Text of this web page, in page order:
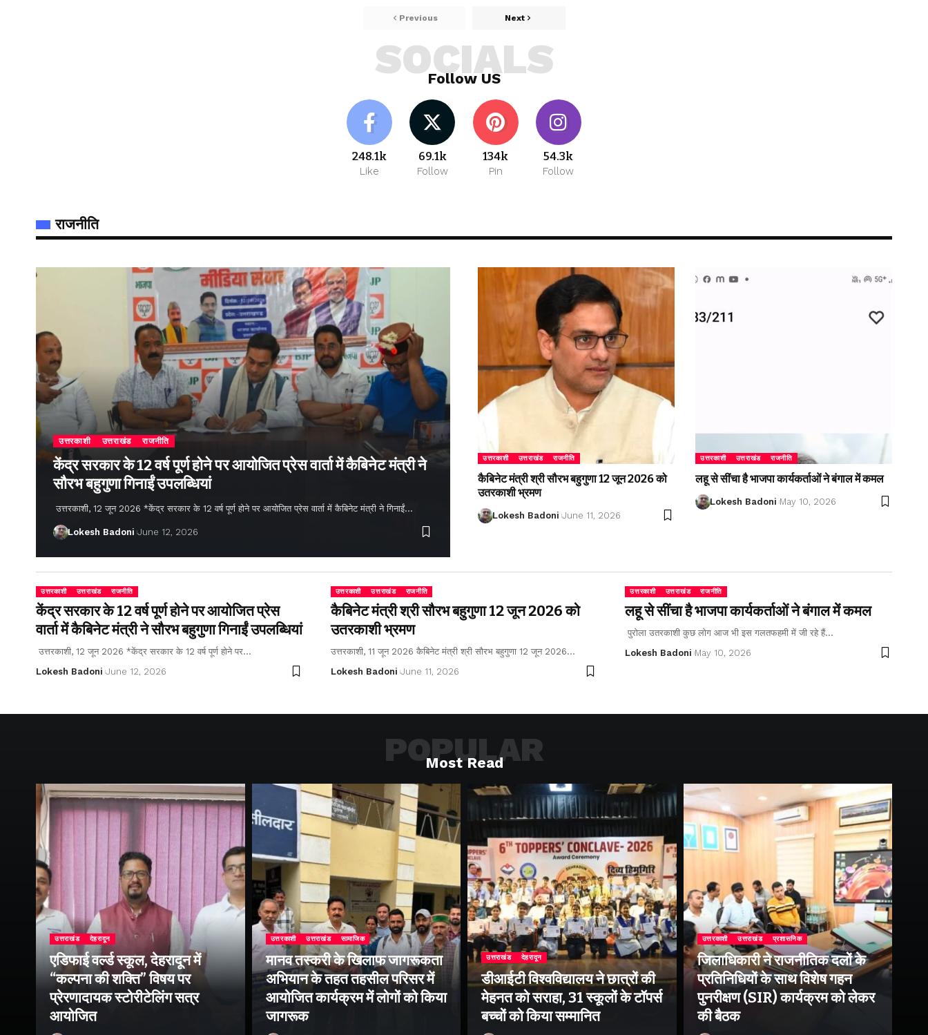
Previous Next
Follow US
SOCIALS
248.1k
Like
69.1k
Follow
134k
Pin
54.3k
Follow
राजनीति
उत्तरकाशी उत्तराखंड राजनीति
केंद्र सरकार के 12 वर्ष पूर्ण होने पर आयोजित प्रेस वार्ता में कैबिनेट मंत्री ने
सौरभ बहुगुणा गिनाईं उपलब्धियां
उत्तरकाशी, 12 जून 2026 *केंद्र सरकार के 12 वर्ष पूर्ण होने पर आयोजित प्रेस वार्ता में कैबिनेट मंत्री ने गिनाईं…
Lokesh Badoni June 12, 2026
उत्तरकाशी उत्तराखंड राजनीति
कैबिनेट मंत्री श्री सौरभ बहुगुणा 12 जून 2026 को
उतरकाशी भ्रमण
Lokesh Badoni June 11, 2026
उत्तरकाशी उत्तराखंड राजनीति
लहू से सींचा है भाजपा कार्यकर्ताओं ने बंगाल में कमल
Lokesh Badoni May 10, 2026
उत्तरकाशी उत्तराखंड राजनीति
केंद्र सरकार के 12 वर्ष पूर्ण होने पर आयोजित प्रेस
वार्ता में कैबिनेट मंत्री ने सौरभ बहुगुणा गिनाईं उपलब्धियां
उत्तरकाशी, 12 जून 2026 *केंद्र सरकार के 12 वर्ष पूर्ण होने पर…
Lokesh Badoni June 12, 2026
उत्तरकाशी उत्तराखंड राजनीति
कैबिनेट मंत्री श्री सौरभ बहुगुणा 12 जून 2026 को
उतरकाशी भ्रमण
उत्तरकाशी, 11 जून 2026 कैबिनेट मंत्री श्री सौरभ बहुगुणा 12 जून 2026…
Lokesh Badoni June 11, 2026
उत्तरकाशी उत्तराखंड राजनीति
लहू से सींचा है भाजपा कार्यकर्ताओं ने बंगाल में कमल
पुरोला उतरकाशी कुछ लोग आज भी इस गलतफहमी में जी रहे हैं…
Lokesh Badoni May 10, 2026
Most Read
POPULAR
उत्तराखंड देहरादून
एडिफाई वर्ल्ड स्कूल, देहरादून में
“कल्पना की शक्ति” विषय पर
प्रेरणादायक स्टोरीटेलिंग सत्र
आयोजित
उत्तरकाशी उत्तराखंड सामाजिक
मानव तस्करी के खिलाफ जागरूकता
अभियान के तहत तहसील परिसर में
आयोजित कार्यक्रम में लोगों को किया
जागरूक
उत्तराखंड देहरादून
डीआईटी विश्वविद्यालय ने छात्रों की
मेहनत को सराहा, 31 स्कूलों के टॉपर्स
बच्चों को किया सम्मानित
उत्तरकाशी उत्तराखंड प्रशासनिक
जिलाधिकारी ने राजनीतिक दलों के
प्रतिनिधियों के साथ विशेष गहन
पुनरीक्षण (SIR) कार्यक्रम को लेकर
की बैठक